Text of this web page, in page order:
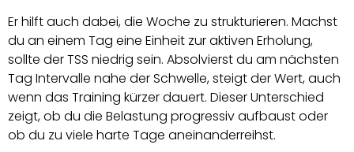
Er hilft auch dabei, die Woche zu strukturieren. Machst
du an einem Tag eine Einheit zur aktiven Erholung,
sollte der TSS niedrig sein. Absolvierst du am nächsten
Tag Intervalle nahe der Schwelle, steigt der Wert, auch
wenn das Training kürzer dauert. Dieser Unterschied
zeigt, ob du die Belastung progressiv aufbaust oder
ob du zu viele harte Tage aneinanderreihst.